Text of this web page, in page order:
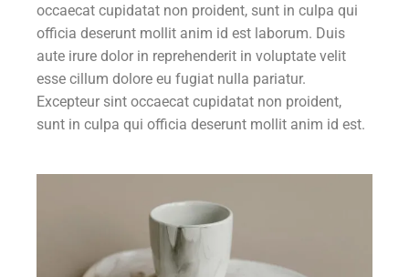
occaecat cupidatat non proident, sunt in culpa qui
officia deserunt mollit anim id est laborum. Duis
aute irure dolor in reprehenderit in voluptate velit
esse cillum dolore eu fugiat nulla pariatur.
Excepteur sint occaecat cupidatat non proident,
sunt in culpa qui officia deserunt mollit anim id est.